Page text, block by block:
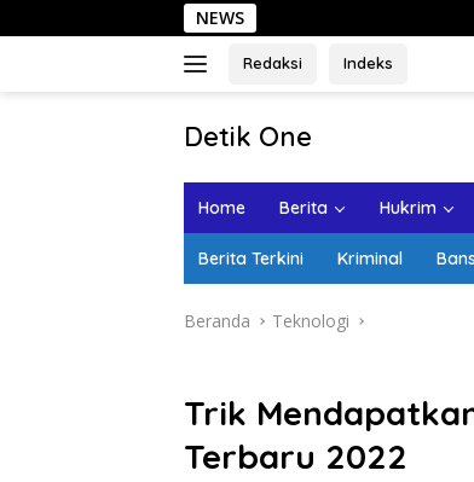
ke
NEWS
Redaksi Indeks
Detik One
Ungkap
Home Berita Hukrim
Berita Terkini Kriminal
Beranda Teknologi
Trik
Terbaru 2022